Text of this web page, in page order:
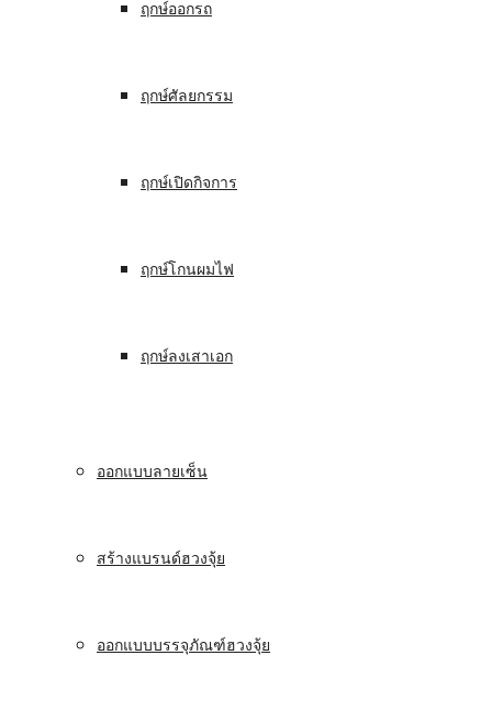
ฤกษ์ออกรถ
ฤกษ์ศัลยกรรม
ฤกษ์เปิดกิจการ
ฤกษ์โกนผมไฟ
ฤกษ์ลงเสาเอก
ออกแบบลายเซ็น
สร้างแบรนด์ฮวงจุ้ย
ออกแบบบรรจุภัณฑ์ฮวงจุ้ย